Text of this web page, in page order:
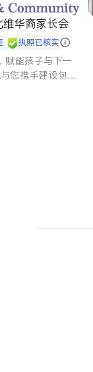
华裔家长会
执照已核实
赋能孩子与下一
您携手建设包